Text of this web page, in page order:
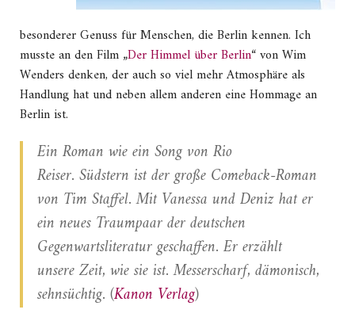
besonderer Genuss für Menschen, die Berlin kennen. Ich
musste an den Film „Der Himmel über Berlin“ von Wim
Wenders denken, der auch so viel mehr Atmosphäre als
Handlung hat und neben allem anderen eine Hommage an
Berlin ist.
Ein Roman wie ein Song von Rio
Reiser. Südstern ist der große Comeback-Roman
von Tim Staffel. Mit Vanessa und Deniz hat er
ein neues Traumpaar der deutschen
Gegenwartsliteratur geschaffen. Er erzählt
unsere Zeit, wie sie ist. Messerscharf, dämonisch,
sehnsüchtig. (Kanon Verlag)